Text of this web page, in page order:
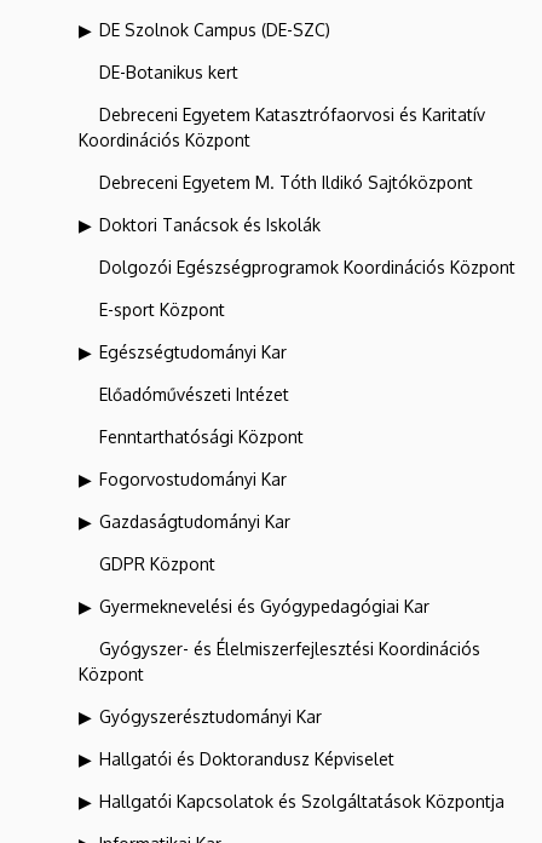
DE Szolnok Campus (DE-SZC)
DE-Botanikus kert
Debreceni Egyetem Katasztrófaorvosi és Karitatív
Koordinációs Központ
Debreceni Egyetem M. Tóth Ildikó Sajtóközpont
Doktori Tanácsok és Iskolák
Dolgozói Egészségprogramok Koordinációs Központ
E-sport Központ
Egészségtudományi Kar
Előadóművészeti Intézet
Fenntarthatósági Központ
Fogorvostudományi Kar
Gazdaságtudományi Kar
GDPR Központ
Gyermeknevelési és Gyógypedagógiai Kar
Gyógyszer- és Élelmiszerfejlesztési Koordinációs
Központ
Gyógyszerésztudományi Kar
Hallgatói és Doktorandusz Képviselet
Hallgatói Kapcsolatok és Szolgáltatások Központja